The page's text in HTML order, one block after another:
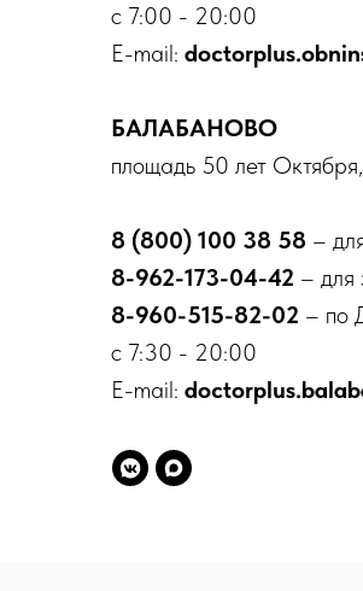
с 7:00 - 20:00
E-mail:
БАЛАБАНОВО
площадь 50 лет
8 (800) 100 38 58 –
8-962-173-04-42 – для
8-960-515-82-02 – по
с 7:30 - 20:00
E-mail: